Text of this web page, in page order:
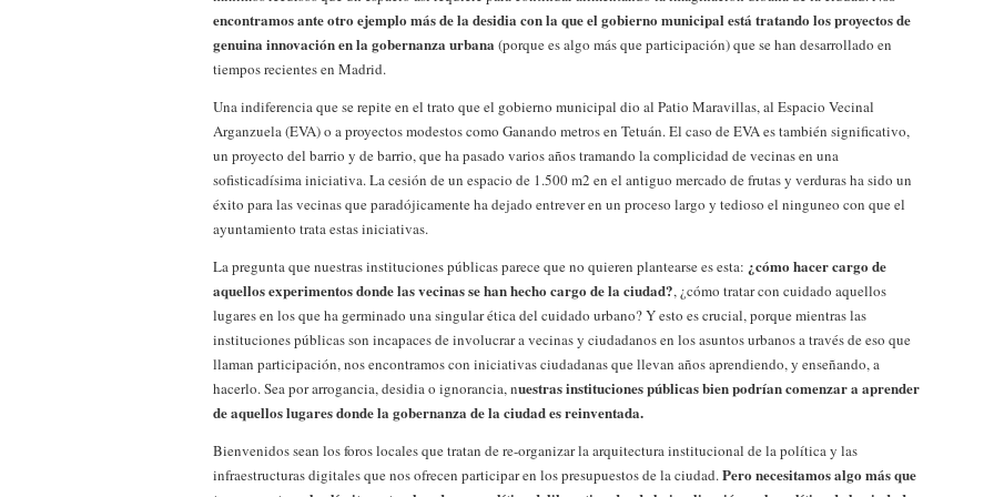
encontramos ante otro ejemplo más de la desidia con la que el gobierno municipal está tratando los proyectos de
genuina innovación en la gobernanza urbana (porque es algo más que participación) que se han desarrollado en
tiempos recientes en Madrid.
Una indiferencia que se repite en el trato que el gobierno municipal dio al Patio Maravillas, al Espacio Vecinal
Arganzuela (EVA) o a proyectos modestos como Ganando metros en Tetuán. El caso de EVA es también significativo,
un proyecto del barrio y de barrio, que ha pasado varios años tramando la complicidad de vecinas en una
sofisticadísima iniciativa. La cesión de un espacio de 1.500 m2 en el antiguo mercado de frutas y verduras ha sido un
éxito para las vecinas que paradójicamente ha dejado entrever en un proceso largo y tedioso el ninguneo con que el
ayuntamiento trata estas iniciativas.
La pregunta que nuestras instituciones públicas parece que no quieren plantearse es esta: ¿cómo hacer cargo de
aquellos experimentos donde las vecinas se han hecho cargo de la ciudad?, ¿cómo tratar con cuidado aquellos
lugares en los que ha germinado una singular ética del cuidado urbano? Y esto es crucial, porque mientras las
instituciones públicas son incapaces de involucrar a vecinas y ciudadanos en los asuntos urbanos a través de eso que
llaman participación, nos encontramos con iniciativas ciudadanas que llevan años aprendiendo, y enseñando, a
hacerlo. Sea por arrogancia, desidia o ignorancia, nuestras instituciones públicas bien podrían comenzar a aprender
de aquellos lugares donde la gobernanza de la ciudad es reinventada.
Bienvenidos sean los foros locales que tratan de re-organizar la arquitectura institucional de la política y las
infraestructuras digitales que nos ofrecen participar en los presupuestos de la ciudad.Pero necesitamos algo más que